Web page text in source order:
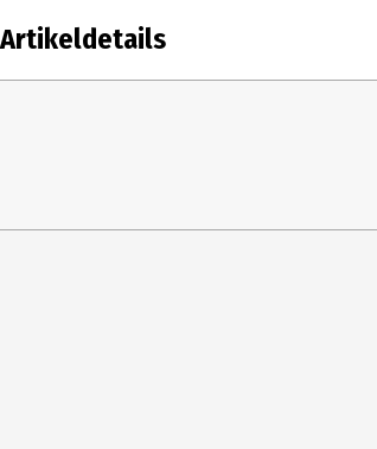
Artikeldetails